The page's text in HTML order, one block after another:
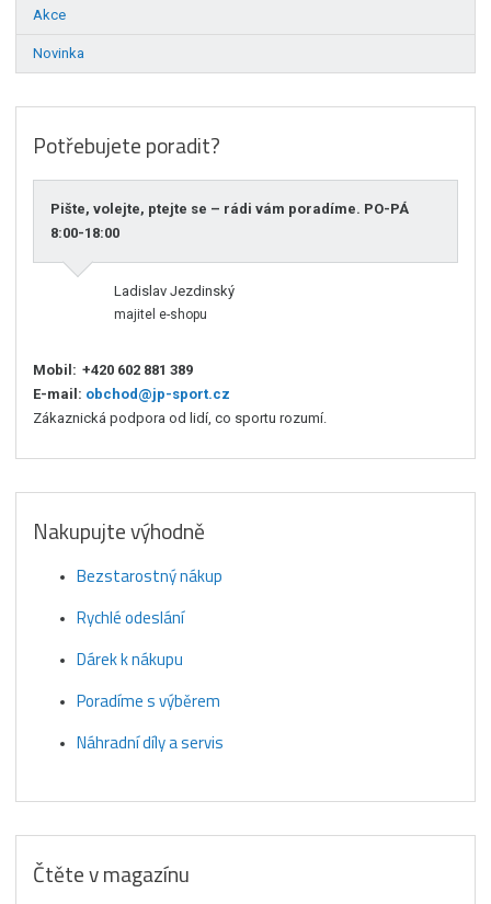
Akce
Novinka
Potřebujete poradit?
Pište, volejte, ptejte se – rádi vám poradíme. PO-PÁ
8:00-18:00
Ladislav Jezdinský
majitel e-shopu
Mobil: +420 602 881 389
E-mail: obchod@jp-sport.cz
Zákaznická podpora od lidí, co sportu rozumí.
Nakupujte výhodně
Bezstarostný nákup
Rychlé odeslání
Dárek k nákupu
Poradíme s výběrem
Náhradní díly a servis
Čtěte v magazínu